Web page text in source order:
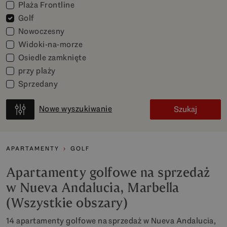
Plaża Frontline
Golf
Nowoczesny
Widoki-na-morze
Osiedle zamknięte
przy plaży
Sprzedany
Nowe wyszukiwanie Szukaj
APARTAMENTY GOLF
Apartamenty golfowe na sprzedaż
w Nueva Andalucia, Marbella
(Wszystkie obszary)
14 apartamenty golfowe na sprzedaż w Nueva Andalucia,